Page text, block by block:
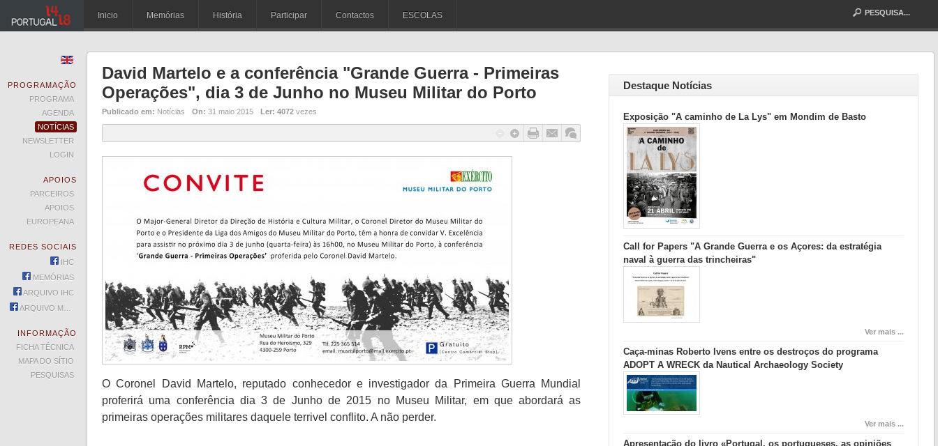
Inicio Memórias História Participar Contactos ESCOLAS
David Martelo e a conferência "Grande Guerra - Primeiras
Operações", dia 3 de Junho no Museu Militar do Porto
Publicado em: Notícias On: 31 maio 2015 Ler: 4072 vezes
O Coronel David Martelo, reputado conhecedor e investigador da Primeira Guerra Mundial
proferirá uma conferência dia 3 de Junho de 2015 no Museu Militar, em que abordará as
primeiras operações militares daquele terrivel conflito. A não perder.
Destaque Notícias
Exposição "A caminho de La Lys" em Mondim de Basto
Call for Papers "A Grande Guerra e os Açores: da estratégia
naval à guerra das trincheiras"
Ver mais ...
Caça-minas Roberto Ivens entre os destroços do programa
ADOPT A WRECK da Nautical Archaeology Society
Ver mais ...
Apresentação do livro «Portugal, os portugueses, as opiniões
PROGRAMAÇÃO
PROGRAMA
AGENDA
NOTÍCIAS
NEWSLETTER
LOGIN
APOIOS
PARCEIROS
APOIOS
EUROPEANA
REDES SOCIAIS
IHC
MEMÓRIAS
ARQUIVO IHC
ARQUIVO MEMÓRIAS
INFORMAÇÃO
FICHA TÉCNICA
MAPA DO SÍTIO
PESQUISAS